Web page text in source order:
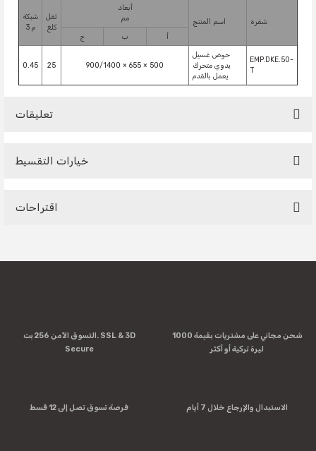
شفرة اسم المنتج
أبعاد
مم
ثقل
كلغ
شبكة
م 3
أ
ب ج
EMP.DKE.50-
T
حوض غسيل
يدوي متحرك
يعمل بالقدم
500 × 655 × 900/1400
25
0.45
تعليقات
خيارات التقسيط
اقتراحات
product's price, image, description, or any other insufficient
Missing information in the product description.
There should be other alternatives to this product.
التسوق الآمن 256 بت. SSL & 3D
Secure
شحن مجاني على مشتريات بقيمة 1000
ليرة تركية أو أكثر
فرصة تسوق تصل إلى 12 قسط الاستبدال والإرجاع خلال 7 أيام